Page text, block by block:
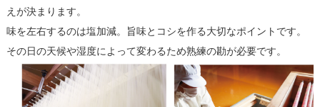
えが決まります。
味を左右するのは塩加減。旨味とコシを作る大切なポイントです。
その日の天候や湿度によって変わるため熟練の勘が必要です。